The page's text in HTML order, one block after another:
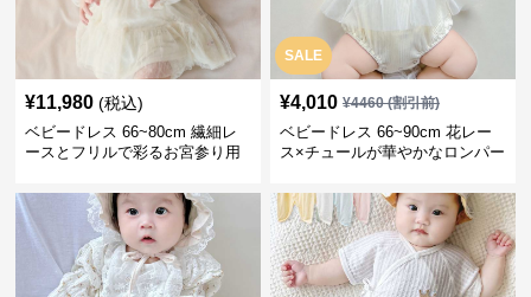
¥11,980 (税込)
ベビードレス 66~80cm 繊細レ
ースとフリルで彩るお宮参り用
SALE
¥4,010 ¥4460(割引前)
ベビードレス 66~90cm 花レー
ス×チュールが華やかなロンパー